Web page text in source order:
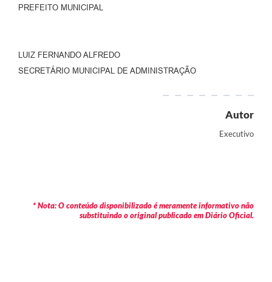
PREFEITO MUNICIPAL
LUIZ FERNANDO ALFREDO
SECRETÁRIO MUNICIPAL DE ADMINISTRAÇÃO
Autor
Executivo
* Nota: O conteúdo disponibilizado é meramente informativo não
substituindo o original publicado em Diário Oficial.